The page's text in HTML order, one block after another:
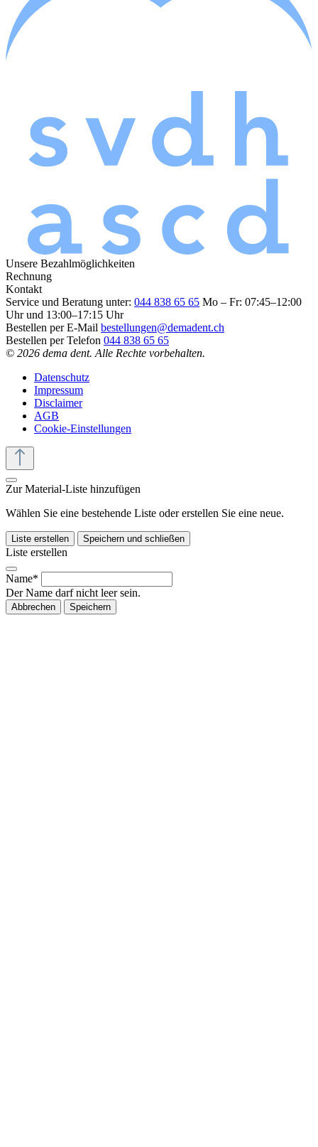
Unsere Bezahlmöglichkeiten
Rechnung
Kontakt
Service und Beratung unter: 044 838 65 65 Mo – Fr: 07:45–12:00
Uhr und 13:00–17:15 Uhr
Bestellen per E-Mail bestellungen@demadent.ch
Bestellen per Telefon 044 838 65 65
© 2026 dema dent. Alle Rechte vorbehalten.
Datenschutz
Impressum
Disclaimer
AGB
Cookie-Einstellungen
Zur Material-Liste hinzufügen
Wählen Sie eine bestehende Liste oder erstellen Sie eine neue.
Liste erstellen Speichern und schließen
Liste erstellen
Name*
Der Name darf nicht leer sein.
Abbrechen Speichern